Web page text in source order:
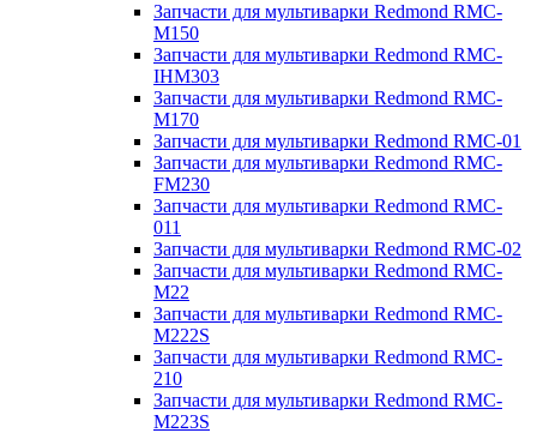
Запчасти для мультиварки Redmond RMC-
M150
Запчасти для мультиварки Redmond RMC-
IHM303
Запчасти для мультиварки Redmond RMC-
M170
Запчасти для мультиварки Redmond RMC-01
Запчасти для мультиварки Redmond RMC-
FM230
Запчасти для мультиварки Redmond RMC-
011
Запчасти для мультиварки Redmond RMC-02
Запчасти для мультиварки Redmond RMC-
M22
Запчасти для мультиварки Redmond RMC-
M222S
Запчасти для мультиварки Redmond RMC-
210
Запчасти для мультиварки Redmond RMC-
M223S